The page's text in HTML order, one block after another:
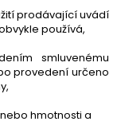
prodávající uvádí
používá,
smluvenému
provedení určeno
hmotnosti a